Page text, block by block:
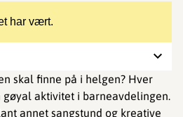
har vært.
skal finne på i helgen? Hver
aktivitet i barneavdelingen.
annet sangstund og kreative